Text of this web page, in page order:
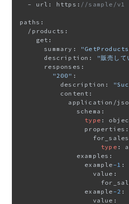
  - url: https:
//sample/v1
paths:
  /products:
    get:
      summary:
      description:
"販売して
      responses:
"200" :
          description:
          content:
application/
              schema:
type :
                properties:
type :
              examples:
                example
-1 :
                  value:
                example
-2 :
                  value: